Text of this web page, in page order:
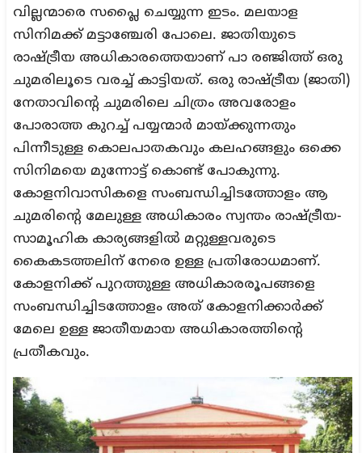
വില്ലന്മാരെ സപ്ലൈ ചെയ്യുന്ന ഇടം. മലയാള
സിനിമക്ക് മട്ടാഞ്ചേരി പോലെ. ജാതിയുടെ
രാഷ്ട്രീയ അധികാരത്തെയാണ് പാ രഞ്ജിത്ത് ഒരു
ചുമരിലൂടെ വരച്ച് കാട്ടിയത്. ഒരു രാഷ്ട്രീയ (ജാതി)
നേതാവിന്റെ ചുമരിലെ ചിത്രം അവരോളം
പോരാത്ത കുറച്ച് പയ്യന്മാർ മായ്ക്കുന്നതും
പിന്നീടുള്ള കൊലപാതകവും കലഹങ്ങളും ഒക്കെ
സിനിമയെ മുന്നോട്ട് കൊണ്ട് പോകുന്നു.
കോളനിവാസികളെ സംബന്ധിച്ചിടത്തോളം ആ
ചുമരിന്റെ മേലുള്ള അധികാരം സ്വന്തം രാഷ്ട്രീയ-
സാമൂഹിക കാര്യങ്ങളിൽ മറ്റുള്ളവരുടെ
കൈകടത്തലിന് നേരെ ഉള്ള പ്രതിരോധമാണ്.
കോളനിക്ക് പുറത്തുള്ള അധികാരരൂപങ്ങളെ
സംബന്ധിച്ചിടത്തോളം അത് കോളനിക്കാർക്ക്
മേലെ ഉള്ള ജാതീയമായ അധികാരത്തിന്റെ
പ്രതീകവും.